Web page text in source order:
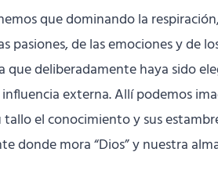
que dominando la
pasiones, de las emociones y
que deliberadamente haya sido
externa. Allí podemos
el conocimiento y sus
donde mora “Dios” y nuestra